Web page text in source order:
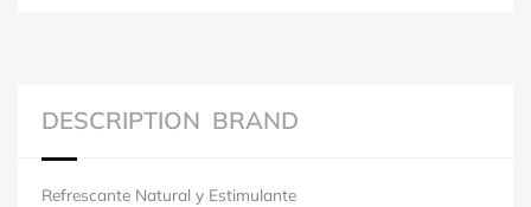
DESCRIPTION BRAND
Refrescante Natural y Estimulante